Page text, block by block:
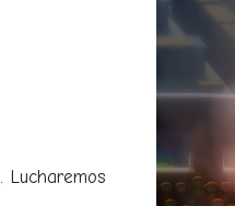
. Lucharemos